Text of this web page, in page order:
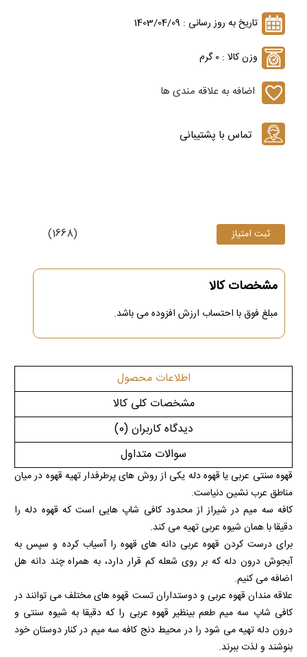
تاریخ به روز رسانی : 1403/04/09
وزن کالا : 0 گرم
اضافه به علاقه مندی ها
(1668)
مشخصات کالا
مبلغ فوق با احتساب ارزش افزوده می باشد.
اطلاعات محصول
مشخصات کلی کالا
دیدگاه کاربران(0)
سوالات متداول
قهوه سنتی عربی یا قهوه دله یکی از روش های پرطرفدار تهیه قهوه در میان
مناطق عرب نشین دنیاست.
کافه سه میم در شیراز از محدود کافی شاپ هایی است که قهوه دله را
دقیقا با همان شیوه عربی تهیه می کند.
برای درست کردن قهوه عربی دانه های قهوه را آسیاب کرده و سپس به
آبجوش درون دله که بر روی شعله کم قرار دارد، به همراه چند دانه هل
اضافه می کنیم.
علاقه مندان قهوه عربی و دوستداران تست قهوه های مختلف می توانند در
کافی شاپ سه میم طعم بینظیر قهوه عربی را که دقیقا به شیوه سنتی و
درون دله تهیه می شود را در محیط دنج کافه سه میم در کنار دوستان خود
بنوشند و لذت ببرند.